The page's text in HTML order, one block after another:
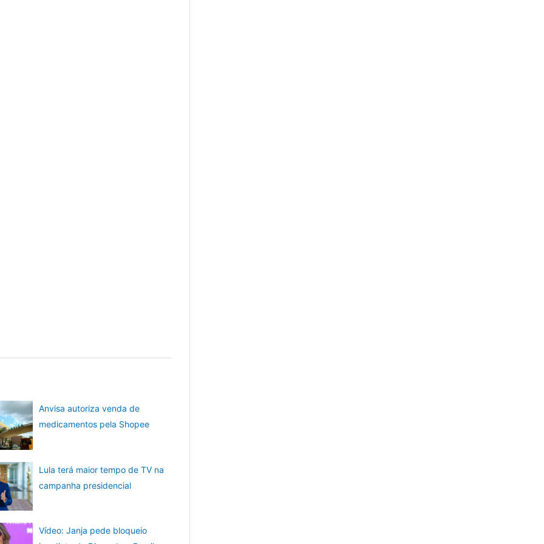
Anvisa autoriza venda de
medicamentos pela Shopee
Lula terá maior tempo de TV na
campanha presidencial
Vídeo: Janja pede bloqueio